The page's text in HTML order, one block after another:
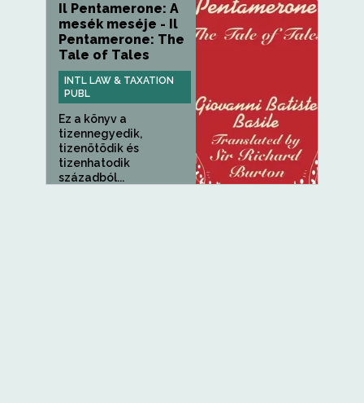
Il Pentamerone: A
mesék meséje - Il
Pentamerone: The
Tale of Tales
INTL LAW & TAXATION
PUBL
Ez a könyv a
tizennegyedik,
tizenötödik és
tizenhatodik
századból...